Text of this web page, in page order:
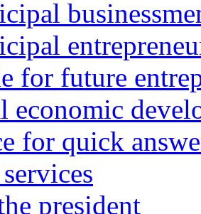
for future
economic
for quick
president